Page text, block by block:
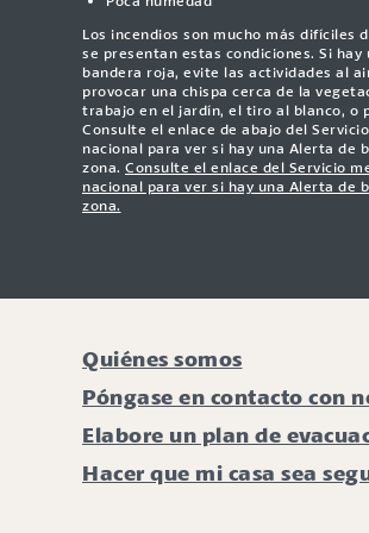
Los incendios son mucho más difíciles
se presentan estas condiciones. Si hay
bandera roja, evite las actividades al
provocar una chispa cerca de la
trabajo en el jardín, el tiro al blanco, o
Consulte el enlace de abajo del
nacional para ver si hay una Alerta de
zona. Consulte el enlace del Servicio
nacional para ver si hay una Alerta de
zona.
Quiénes somos
Póngase en contacto con
Elabore un plan de
Hacer que mi casa sea